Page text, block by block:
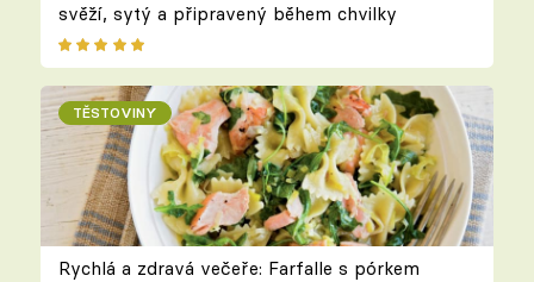
svěží, sytý a připravený během chvilky
TĚSTOVINY
Rychlá a zdravá večeře: Farfalle s pórkem